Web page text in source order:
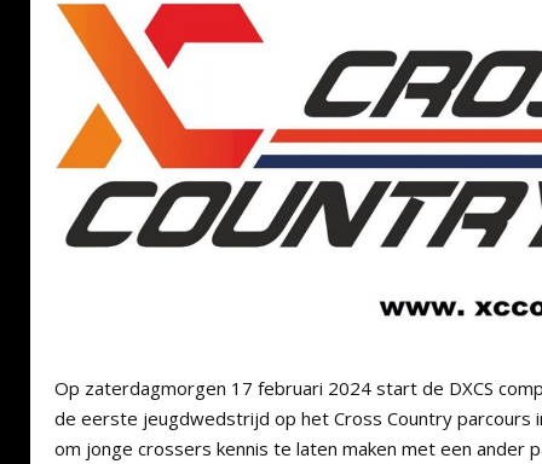
Op zaterdagmorgen 17 februari 2024 start de DXCS
de eerste jeugdwedstrijd op het Cross Country parcours
om jonge crossers kennis te laten maken met een ander